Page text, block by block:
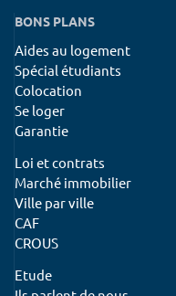
BONS PLANS
Aides au logement
Spécial étudiants
Colocation
Se loger
Garantie
Loi et contrats
Marché immobilier
Ville par ville
CAF
CROUS
Etude